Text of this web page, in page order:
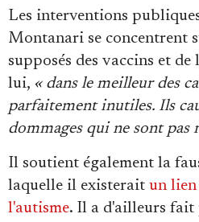
Les interventions
Montanari se concentrent
supposés des vaccins et
lui, « dans le meilleur des
parfaitement inutiles. Ils
dommages qui ne sont pas
Il soutient également la
laquelle il existerait un lien
l'autisme. Il a d'ailleurs fait